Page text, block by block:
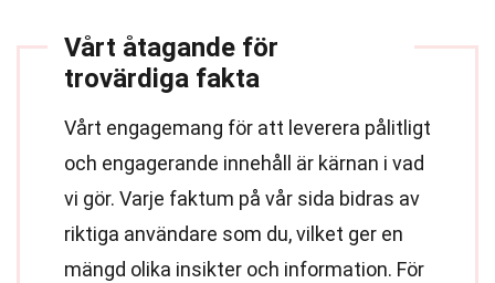
Vårt åtagande för
trovärdiga fakta
Vårt engagemang för att leverera pålitligt
och engagerande innehåll är kärnan i vad
vi gör. Varje faktum på vår sida bidras av
riktiga användare som du, vilket ger en
mängd olika insikter och information. För